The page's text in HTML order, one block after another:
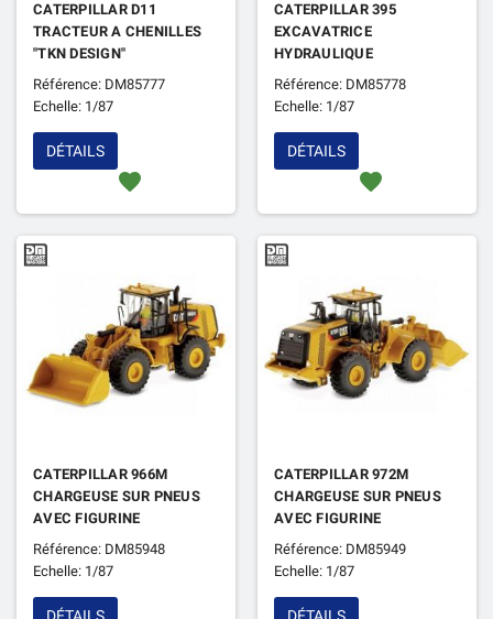
CATERPILLAR D11
TRACTEUR A CHENILLES
"TKN DESIGN"
Référence: DM85777
Echelle: 1/87
favorite
DÉTAILS
CATERPILLAR 395
EXCAVATRICE
HYDRAULIQUE
Référence: DM85778
Echelle: 1/87
favorite
DÉTAILS
CATERPILLAR 966M
CHARGEUSE SUR PNEUS
AVEC FIGURINE
Référence: DM85948
Echelle: 1/87
CATERPILLAR 972M
CHARGEUSE SUR PNEUS
AVEC FIGURINE
Référence: DM85949
Echelle: 1/87